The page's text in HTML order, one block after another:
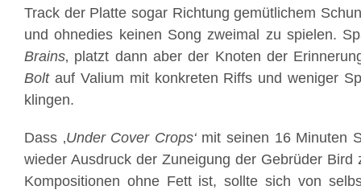
Track der Platte sogar Richtung gemütlichem
und ohnedies keinen Song zweimal zu spielen.
Brains‚ platzt dann aber der Knoten der
Boltauf Valium mit konkreten Riffs und weniger
klingen.
Dass ‚Under Cover Crops‘mit seinen 16 Minuten
wieder Ausdruck der Zuneigung der Gebrüder Bird
Kompositionen ohne Fett ist, sollte sich von